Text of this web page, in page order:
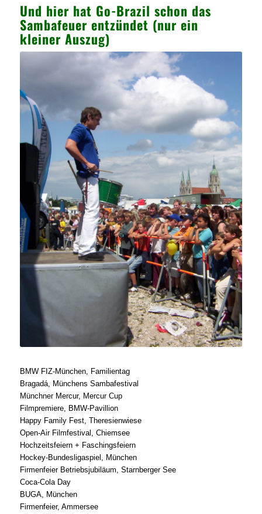
Und hier hat Go-Brazil schon das
Sambafeuer entzündet (nur ein
kleiner Auszug)
BMW FIZ-München, Familientag
Bragadá, Münchens Sambafestival
Münchner Mercur, Mercur Cup
Filmpremiere, BMW-Pavillion
Happy Family Fest, Theresienwiese
Open-Air Filmfestival, Chiemsee
Hochzeitsfeiern + Faschingsfeiern
Hockey-Bundesligaspiel, München
Firmenfeier Betriebsjubiläum, Starnberger See
Coca-Cola Day
BUGA, München
Firmenfeier, Ammersee